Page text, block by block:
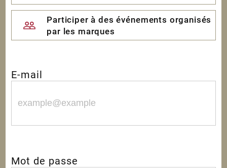
Participer à des événements organisés
par les marques
E-mail
Mot de passe